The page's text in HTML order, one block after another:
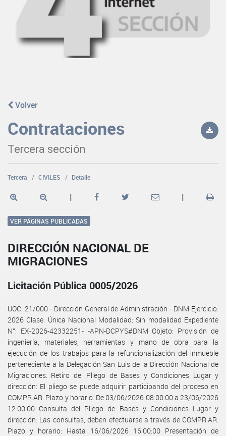
Volver
Contrataciones
Tercera sección
Tercera CIVILES Detalle
| |
VER PÁGINAS PUBLICADAS
DIRECCIÓN NACIONAL DE
MIGRACIONES
Licitación Pública 0005/2026
UOC: 21/000 - Dirección General de Administración - DNM Ejercicio:
2026 Clase: Única Nacional Modalidad: Sin modalidad Expediente
N°: EX-2026-42332251- -APN-DCPYS#DNM Objeto: Provisión de
ingeniería, materiales, herramientas y mano de obra para la
ejecución de los trabajos para la refuncionalización del inmueble
perteneciente a la Delegación San Luis de la Dirección Nacional de
Migraciones. Retiro del Pliego de Bases y Condiciones Lugar y
dirección: El pliego se puede adquirir participando del proceso en
COMPR.AR. Plazo y horario: De 03/06/2026 08:00:00 a 23/06/2026
12:00:00 Consulta del Pliego de Bases y Condiciones Lugar y
dirección: Las consultas, deben efectuarse a través de COMPR.AR.
Plazo y horario: Hasta 16/06/2026 16:00:00 Presentación de